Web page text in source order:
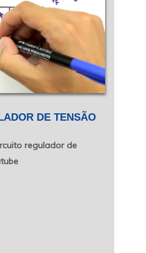
DE TENSÃO
regulador de